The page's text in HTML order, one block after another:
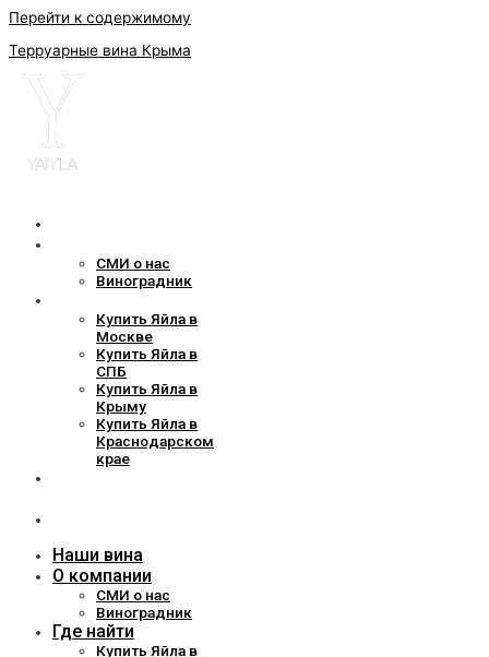
Перейти к содержимому
Терруарные вина Крыма
СМИ о нас
Виноградник
Купить Яйла в
Москве
Купить Яйла в
СПБ
Купить Яйла в
Крыму
Купить Яйла в
Краснодарском
крае
Наши вина
О компании
СМИ о нас
Виноградник
Где найти
Купить Яйла в